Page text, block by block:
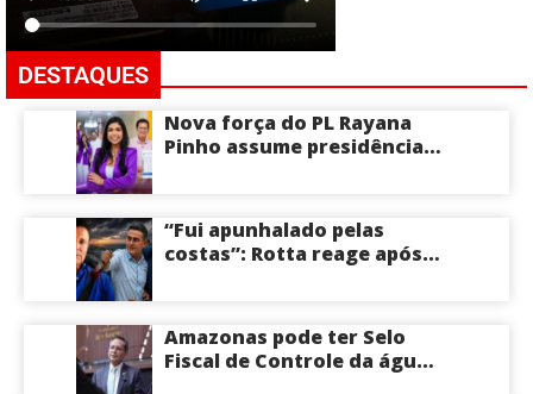
DESTAQUES
Nova força do PL Rayana
Pinho assume presidência
como nome competitivo
para a ALEAM
“Fui apunhalado pelas
costas”: Rotta reage após
o Senado pelo Amazonas;
veja
Amazonas pode ter Selo
Fiscal de Controle da água